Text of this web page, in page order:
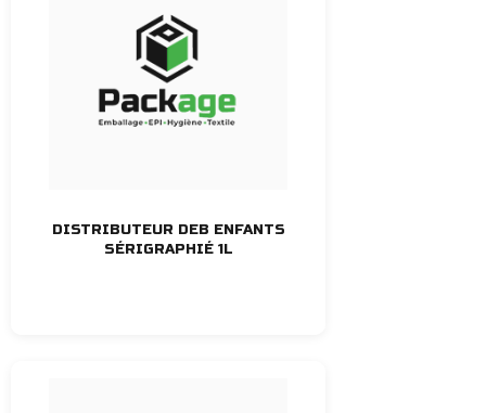
DISTRIBUTEUR DEB ENFANTS
SÉRIGRAPHIÉ 1L